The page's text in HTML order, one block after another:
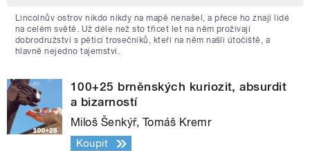
Lincolnův ostrov nikdo nikdy na mapě nenašel, a přece ho znají lidé
na celém světě. Už déle než sto třicet let na něm prožívají
dobrodružství s pěticí trosečníků, kteří na něm našli útočiště, a
hlavně nejedno tajemství.
100+25 brněnských kuriozit, absurdit
a bizarností
Miloš Šenkýř, Tomáš Kremr
Koupit